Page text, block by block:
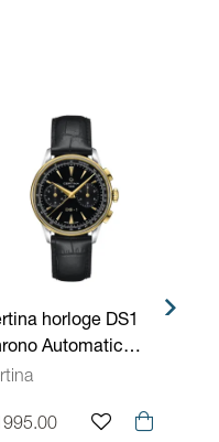
Aflezing:
horloge DS1
Automatic